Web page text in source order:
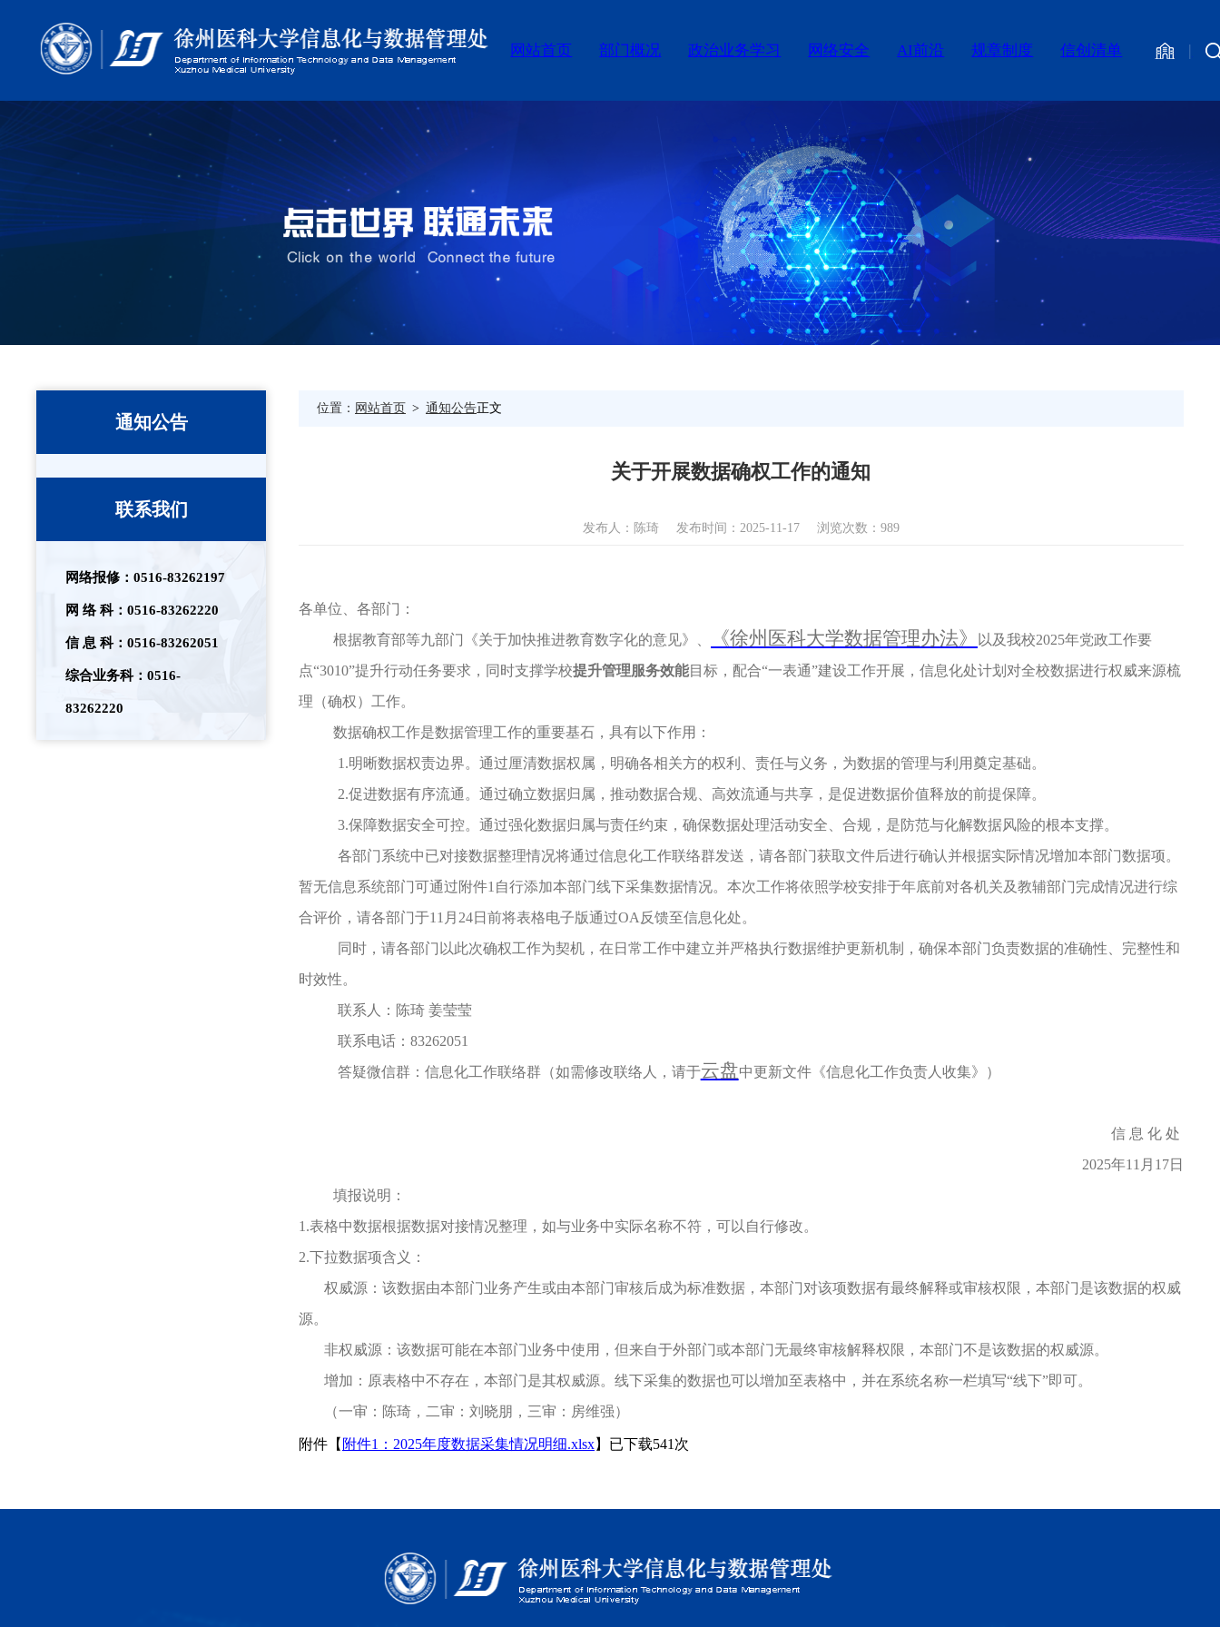
网站首页 部门概况 政治业务学习 网络安全 AI前沿 规章制度 信创清单
通知公告
联系我们
网络报修：0516-83262197
网 络 科：0516-83262220
信 息 科：0516-83262051
综合业务科：0516-
83262220
位置： 网站首页 通知公告正文
关于开展数据确权工作的通知
发布人：陈琦 发布时间：2025-11-17 浏览次数： 989
各单位、各部门：
根据教育部等九部门《关于加快推进教育数字化的意见》、
《徐州医科大学数据管理办法》
以及我校2025年党政工作要
点“3010”提升行动任务要求，同时支撑学校提升管理服务效能目标，配合“一表通”建设工作开展，信息化处计划对全校数据进行权威来源梳
理（确权）工作。
数据确权工作是数据管理工作的重要基石，具有以下作用：
1.明晰数据权责边界。通过厘清数据权属，明确各相关方的权利、责任与义务，为数据的管理与利用奠定基础。
2.促进数据有序流通。通过确立数据归属，推动数据合规、高效流通与共享，是促进数据价值释放的前提保障。
3.保障数据安全可控。通过强化数据归属与责任约束，确保数据处理活动安全、合规，是防范与化解数据风险的根本支撑。
各部门系统中已对接数据整理情况将通过信息化工作联络群发送，请各部门获取文件后进行确认并根据实际情况增加本部门数据项。
暂无信息系统部门可通过附件1自行添加本部门线下采集数据情况。本次工作将依照学校安排于年底前对各机关及教辅部门完成情况进行综
合评价，请各部门于11月24日前将表格电子版通过OA反馈至信息化处。
同时，请各部门以此次确权工作为契机，在日常工作中建立并严格执行数据维护更新机制，确保本部门负责数据的准确性、完整性和
时效性。
联系人：陈琦 姜莹莹
联系电话：83262051
答疑微信群：信息化工作联络群（如需修改联络人，请于云盘中更新文件《信息化工作负责人收集》）
信 息 化 处
2025年11月17日
填报说明：
1.表格中数据根据数据对接情况整理，如与业务中实际名称不符，可以自行修改。
2.下拉数据项含义：
权威源：该数据由本部门业务产生或由本部门审核后成为标准数据，本部门对该项数据有最终解释或审核权限，本部门是该数据的权威
源。
非权威源：该数据可能在本部门业务中使用，但来自于外部门或本部门无最终审核解释权限，本部门不是该数据的权威源。
增加：原表格中不存在，本部门是其权威源。线下采集的数据也可以增加至表格中，并在系统名称一栏填写“线下”即可。
（一审：陈琦，二审：刘晓朋，三审：房维强）
附件【 附件1：2025年度数据采集情况明细.xlsx】已下载541 次